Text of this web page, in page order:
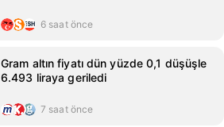
6 saat önce
Gram altın fiyatı dün yüzde 0,1 düşüşle
6.493 liraya geriledi
7 saat önce